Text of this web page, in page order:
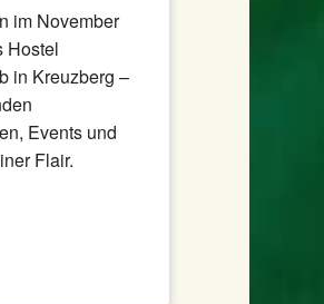
im November
Hostel
in Kreuzberg –
Events und
Flair.